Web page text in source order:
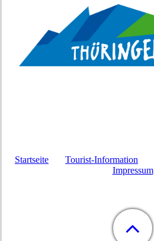
Startseite Tourist-Information
Impressum